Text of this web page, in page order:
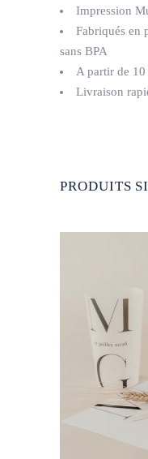
Impression
Fabriqués en
sans BPA
A partir de 10
Livraison
PRODUITS